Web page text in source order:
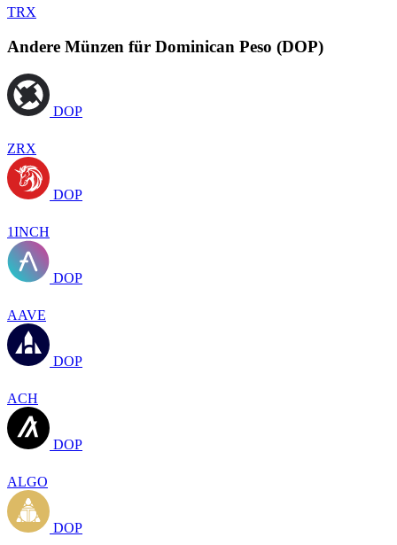
TRX
Andere Münzen für Dominican Peso (DOP)
DOP
ZRX
DOP
1INCH
DOP
AAVE
DOP
ACH
DOP
ALGO
DOP